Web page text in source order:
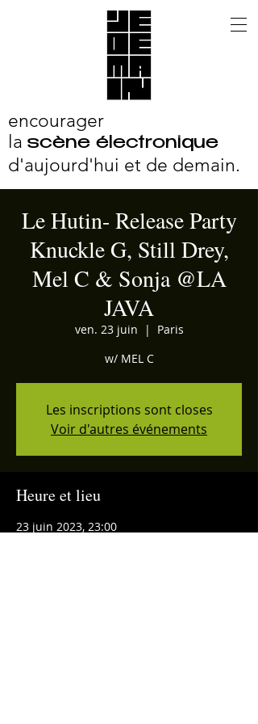
encourager
la scène électronique
d'aujourd'hui et de demain.
Le Hutin- Release Party
Knuckle G, Still Drey,
Mel C & Sonja @LA
JAVA
ven. 23 juin
  |
Paris
w/ MEL C
Les inscriptions sont closes
Voir d'autres événements
Heure et lieu
23 juin 2023, 23:00